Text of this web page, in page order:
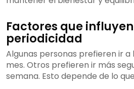
Factores que
periodicidad
Algunas personas prefieren ir a
mes. Otros prefieren ir más
semana. Esto depende de lo